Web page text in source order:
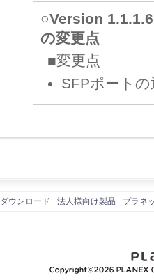
○Version
の変更点
■変更点
SFPポート
ダウンロード 法人様向け製品 プラネ